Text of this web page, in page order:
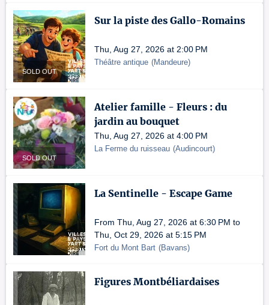
SOLD OUT
Sur la piste des Gallo-Romains
Thu, Aug 27, 2026 at 2:00 PM
Théâtre antique (Mandeure)
SOLD OUT
Atelier famille - Fleurs : du
jardin au bouquet
Thu, Aug 27, 2026 at 4:00 PM
La Ferme du ruisseau (Audincourt)
La Sentinelle - Escape Game
From Thu, Aug 27, 2026 at 6:30 PM to
Thu, Oct 29, 2026 at 5:15 PM
Fort du Mont Bart (Bavans)
Figures Montbéliardaises